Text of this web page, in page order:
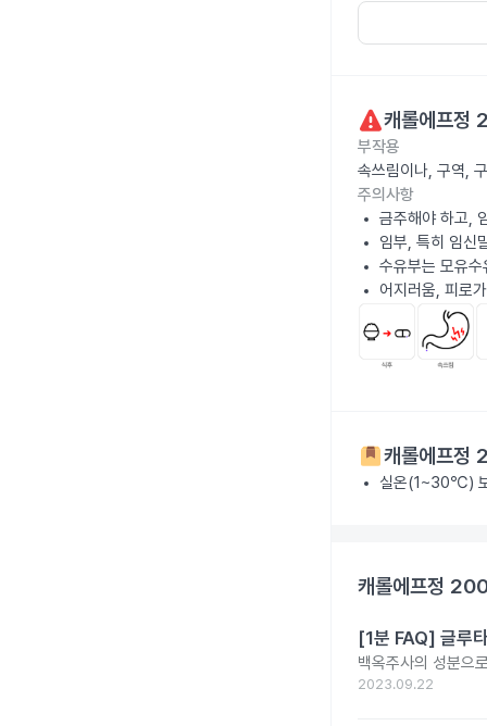
캐롤에프
부작용
속쓰림이나, 구역,
주의사항
금주해야 하고,
임부, 특히 임신
수유부는 모유
어지러움, 피로
캐롤에프
실온(1~30℃)
캐롤에프정
[1분 FAQ] 글루
백옥주사의 성분으
2023.09.22